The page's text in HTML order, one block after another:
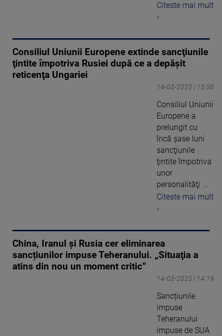
Citeste mai mult
›
Consiliul Uniunii Europene extinde sancţiunile
ţintite împotriva Rusiei după ce a depăşit
reticenţa Ungariei
14-03-2025 | 15:56
Consiliul Uniunii
Europene a
prelungit cu
încă şase luni
sancţiunile
ţintite împotriva
unor
personalităţi ...
Citeste mai mult
›
China, Iranul şi Rusia cer eliminarea
sancțiunilor impuse Teheranului. „Situaţia a
atins din nou un moment critic”
14-03-2025 | 14:19
Sancțiunile
impuse
Teheranului
impuse de SUA